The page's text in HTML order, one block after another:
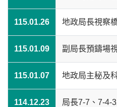
115.01.26 地政局長視察
115.01.09 副局長預鑄場
115.01.07 地政局主秘及
114.12.23 局長7-7、7-4-